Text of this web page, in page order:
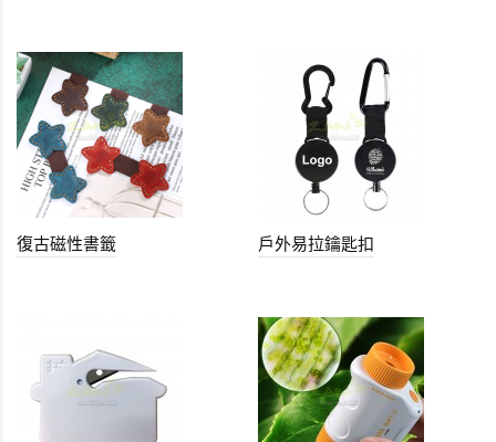
復古磁性書籤 戶外易拉鑰匙扣